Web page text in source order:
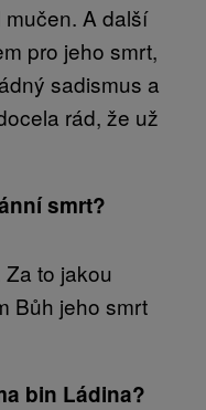
A další
pro jeho smrt,
sadismus a
rád, že už
smrt?
to jakou
Bůh jeho smrt
bin Ládina?